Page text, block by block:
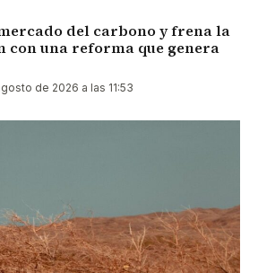
del carbono y frena la
con una reforma que genera
de 2026 a las 11:53